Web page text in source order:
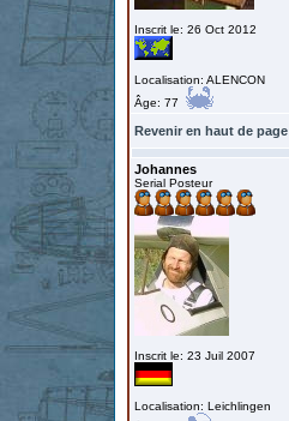
Inscrit le: 26 Oct 2012
Localisation: ALENCON
Âge: 77
Revenir en haut de page
Johannes
Serial Posteur
Inscrit le: 23 Juil 2007
Localisation: Leichlingen